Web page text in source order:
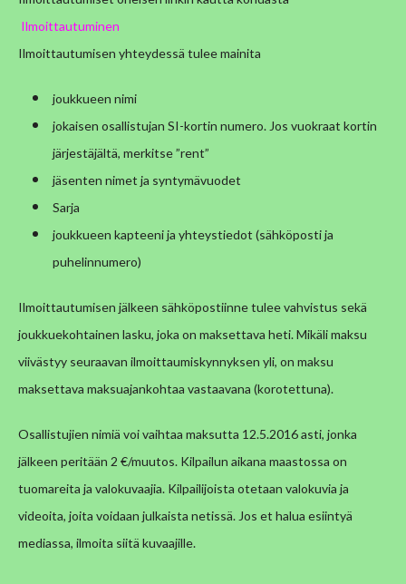
Ilmoittautuminen
Ilmoittautumisen yhteydessä tulee mainita
joukkueen nimi
jokaisen osallistujan SI-kortin numero. Jos vuokraat kortin
järjestäjältä, merkitse ”rent”
jäsenten nimet ja syntymävuodet
Sarja
joukkueen kapteeni ja yhteystiedot (sähköposti ja
puhelinnumero)
Ilmoittautumisen jälkeen sähköpostiinne tulee vahvistus sekä
joukkuekohtainen lasku, joka on maksettava heti. Mikäli maksu
viivästyy seuraavan ilmoittaumiskynnyksen yli, on maksu
maksettava maksuajankohtaa vastaavana (korotettuna).
Osallistujien nimiä voi vaihtaa maksutta 12.5.2016 asti, jonka
jälkeen peritään 2 €/muutos. Kilpailun aikana maastossa on
tuomareita ja valokuvaajia. Kilpailijoista otetaan valokuvia ja
videoita, joita voidaan julkaista netissä. Jos et halua esiintyä
mediassa, ilmoita siitä kuvaajille.